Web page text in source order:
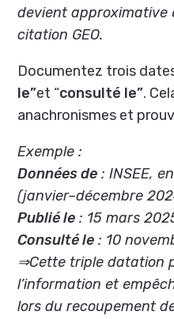
devient approximative
citation GEO.
Documentez trois
le”et “consulté le”.
anachronismes et
Exemple :
Données de : INSEE,
(janvier–décembre
Publié le : 15 mars
Consulté le : 10
⇒Cette triple datation
l’information et
lors du recoupement